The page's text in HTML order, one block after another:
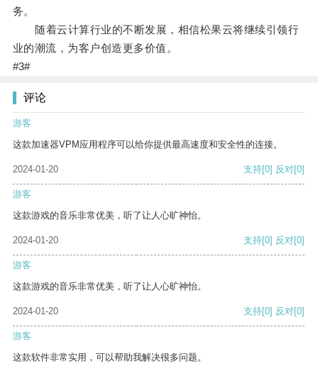
务。
随着云计算行业的不断发展，相信松果云将继续引领行
业的潮流，为客户创造更多价值。
#3#
评论
游客
这款加速器VPM应用程序可以给你提供最高速度和安全性的连接。
2024-01-20 支持[0] 反对[0]
游客
这款游戏的音乐非常优美，听了让人心旷神怡。
2024-01-20 支持[0] 反对[0]
游客
这款游戏的音乐非常优美，听了让人心旷神怡。
2024-01-20 支持[0] 反对[0]
游客
这款软件非常实用，可以帮助我解决很多问题。